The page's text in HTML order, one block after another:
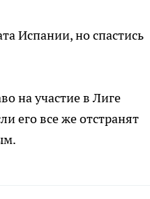
Испании, но спастись
на участие в Лиге
его все же отстранят